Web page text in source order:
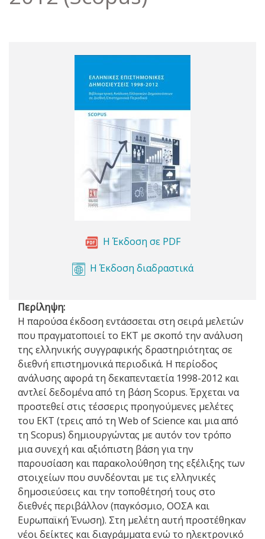
Η Έκδοση σε PDF
Η Έκδοση διαδραστικά
Περίληψη:
Η παρούσα έκδοση εντάσσεται στη σειρά μελετών
που πραγματοποιεί το ΕΚΤ με σκοπό την ανάλυση
της ελληνικής συγγραφικής δραστηριότητας σε
διεθνή επιστημονικά περιοδικά. Η περίοδος
ανάλυσης αφορά τη δεκαπενταετία 1998-2012 και
αντλεί δεδομένα από τη βάση Scopus. Έρχεται να
προστεθεί στις τέσσερις προηγούμενες μελέτες
του ΕΚΤ (τρεις από τη Web of Science και μια από
τη Scopus) δημιουργώντας με αυτόν τον τρόπο
μια συνεχή και αξιόπιστη βάση για την
παρουσίαση και παρακολούθηση της εξέλιξης των
στοιχείων που συνδέονται με τις ελληνικές
δημοσιεύσεις και την τοποθέτησή τους στο
διεθνές περιβάλλον (παγκόσμιο, ΟΟΣΑ και
Ευρωπαϊκή Ένωση). Στη μελέτη αυτή προστέθηκαν
νέοι δείκτες και διαγράμματα ενώ το ηλεκτρονικό